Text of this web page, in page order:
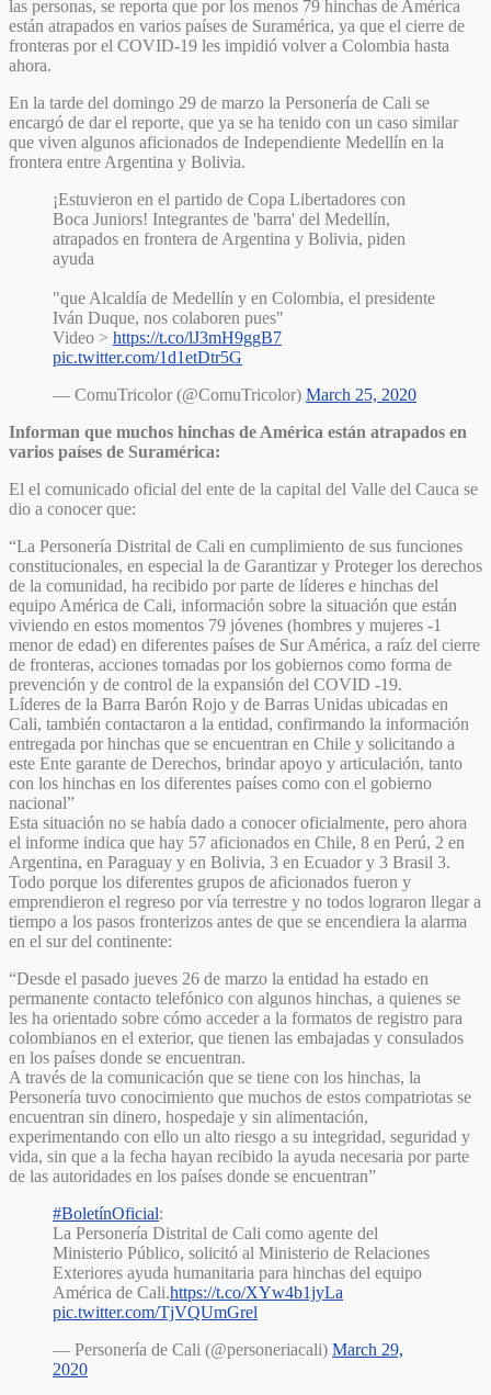
las personas, se reporta que por los menos 79 hinchas de América
están atrapados en varios países de Suramérica, ya que el cierre de
fronteras por el COVID-19 les impidió volver a Colombia hasta
ahora.
En la tarde del domingo 29 de marzo la Personería de Cali se
encargó de dar el reporte, que ya se ha tenido con un caso similar
que viven algunos aficionados de Independiente Medellín en la
frontera entre Argentina y Bolivia.
¡Estuvieron en el partido de Copa Libertadores con
Boca Juniors! Integrantes de 'barra' del Medellín,
atrapados en frontera de Argentina y Bolivia, piden
ayuda
"que Alcaldía de Medellín y en Colombia, el presidente
Iván Duque, nos colaboren pues"
Video > https://t.co/lJ3mH9ggB7
pic.twitter.com/1d1etDtr5G
— ComuTricolor (@ComuTricolor) March 25, 2020
Informan que muchos hinchas de América están atrapados en
varios países de Suramérica:
El el comunicado oficial del ente de la capital del Valle del Cauca se
dio a conocer que:
“La Personería Distrital de Cali en cumplimiento de sus funciones
constitucionales, en especial la de Garantizar y Proteger los derechos
de la comunidad, ha recibido por parte de líderes e hinchas del
equipo América de Cali, información sobre la situación que están
viviendo en estos momentos 79 jóvenes (hombres y mujeres -1
menor de edad) en diferentes países de Sur América, a raíz del cierre
de fronteras, acciones tomadas por los gobiernos como forma de
prevención y de control de la expansión del COVID -19.
Líderes de la Barra Barón Rojo y de Barras Unidas ubicadas en
Cali, también contactaron a la entidad, confirmando la información
entregada por hinchas que se encuentran en Chile y solicitando a
este Ente garante de Derechos, brindar apoyo y articulación, tanto
con los hinchas en los diferentes países como con el gobierno
nacional”
Esta situación no se había dado a conocer oficialmente, pero ahora
el informe indica que hay 57 aficionados en Chile, 8 en Perú, 2 en
Argentina, en Paraguay y en Bolivia, 3 en Ecuador y 3 Brasil 3.
Todo porque los diferentes grupos de aficionados fueron y
emprendieron el regreso por vía terrestre y no todos lograron llegar a
tiempo a los pasos fronterizos antes de que se encendiera la alarma
en el sur del continente:
“Desde el pasado jueves 26 de marzo la entidad ha estado en
permanente contacto telefónico con algunos hinchas, a quienes se
les ha orientado sobre cómo acceder a la formatos de registro para
colombianos en el exterior, que tienen las embajadas y consulados
en los países donde se encuentran.
A través de la comunicación que se tiene con los hinchas, la
Personería tuvo conocimiento que muchos de estos compatriotas se
encuentran sin dinero, hospedaje y sin alimentación,
experimentando con ello un alto riesgo a su integridad, seguridad y
vida, sin que a la fecha hayan recibido la ayuda necesaria por parte
de las autoridades en los países donde se encuentran”
#BoletínOficial:
La Personería Distrital de Cali como agente del
Ministerio Público, solicitó al Ministerio de Relaciones
Exteriores ayuda humanitaria para hinchas del equipo
América de Cali.https://t.co/XYw4b1jyLa
pic.twitter.com/TjVQUmGrel
— Personería de Cali (@personeriacali) March 29,
2020